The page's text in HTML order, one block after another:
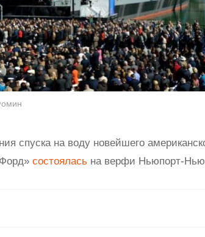
спуска на воду новейшего
состоялась на верфи Ньюпорт-